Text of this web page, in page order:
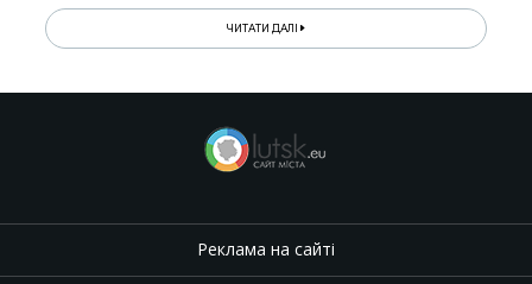
ЧИТАТИ ДАЛІ
Реклама на сайті